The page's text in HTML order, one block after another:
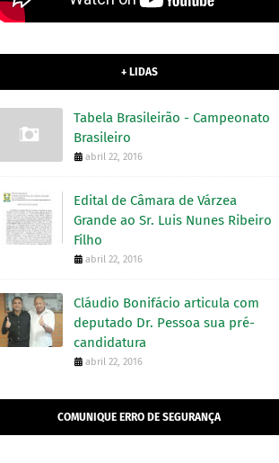
+ LIDAS
Tabela Brasileirão - Campeonato
Brasileiro
abril 22, 2016
Edital de Câmara de Várzea
Grande ao Sr. Luis Nunes Ribeiro
Filho
abril 22, 2016
Cláudio Bonifácio articula com
deputado Dr. Pessoa sua pré-
candidatura
abril 22, 2016
COMUNIQUE ERRO DE SEGURANÇA